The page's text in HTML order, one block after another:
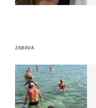
ZABAVA